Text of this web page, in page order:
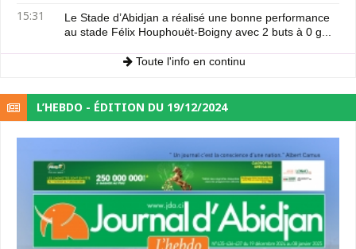
15:31
Le Stade d’Abidjan a réalisé une bonne performance
au stade Félix Houphouët-Boigny avec 2 buts à 0 g...
Toute l'info en continu
L’HEBDO - ÉDITION DU 19/12/2024